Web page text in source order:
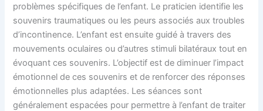
problèmes spécifiques de l’enfant. Le praticien identifie les
souvenirs traumatiques ou les peurs associés aux troubles
d’incontinence. L’enfant est ensuite guidé à travers des
mouvements oculaires ou d’autres stimuli bilatéraux tout en
évoquant ces souvenirs. L’objectif est de diminuer l’impact
émotionnel de ces souvenirs et de renforcer des réponses
émotionnelles plus adaptées. Les séances sont
généralement espacées pour permettre à l’enfant de traiter